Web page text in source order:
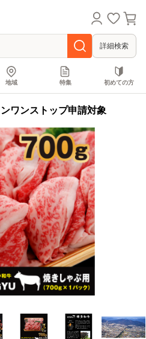
詳細検索
地域 特集 初めての方
ワンストップ申請対象